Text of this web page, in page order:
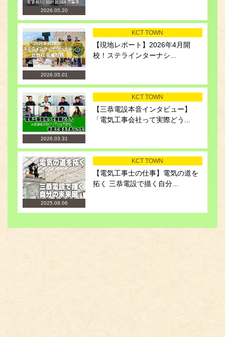
2026.05.20
2026.05.01
KCT TOWN
【現地レポート】2026年4月開
校！ステラインターナシ...
2026.03.31
KCT TOWN
【三恭電設本音インタビュー】
「電気工事会社って実際どう...
2025.08.06
KCT TOWN
【電気工事士の仕事】電気の道を
拓く 三恭電設で描く自分...